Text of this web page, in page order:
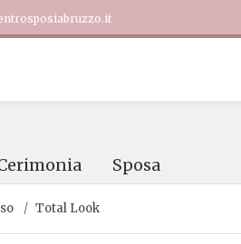
Sposa
Total Look